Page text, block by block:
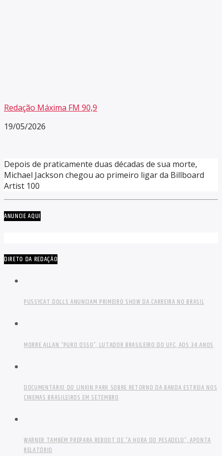
Redação Máxima FM 90,9
19/05/2026
Depois de praticamente duas décadas de sua morte,
Michael Jackson chegou ao primeiro ligar da Billboard
Artist 100
ANUNCIE AQUI
DIRETO DA REDAÇÃO
PUSSYCAT DOLLS ANUNCIAM PRIMEIRO SHOW DA CARREIRA NO BRASIL
MORRE ALLAN “PURO OSSO”, LUTADOR BRASILEIRO DO UFC, AOS 34 ANOS
DOCUMENTÁRIO DO LINKIN PARK SOBRE RETORNO DA BANDA ESTREIA NOS
CINEMAS BRASILEIROS EM SETEMBRO
WARNER TAMBÉM PREPARA REBOOT DE “A HORA DO PESADELO”, APONTA
RELATÓRIO